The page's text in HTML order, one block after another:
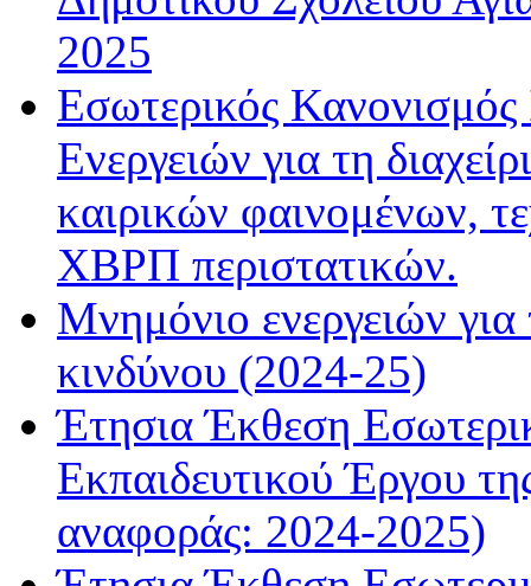
2025
Εσωτερικός
Ενεργειών για τη
καιρικών φαινομένων,
ΧΒΡΠ περιστατικών.
Μνημόνιο ενεργειών για
κινδύνου (2024-25)
Έτησια Έκθεση
Εκπαιδευτικού Έργου
αναφοράς: 2024-2025)